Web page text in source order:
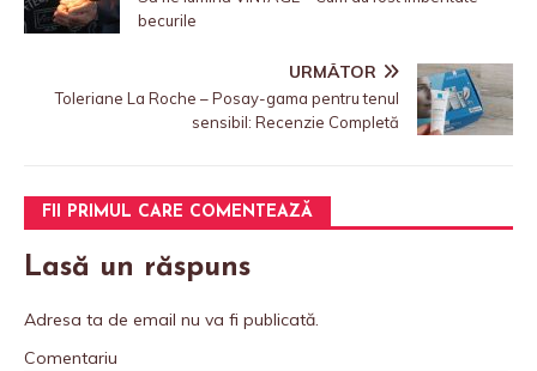
becurile
URMĂTOR
Toleriane La Roche – Posay-gama pentru tenul
sensibil: Recenzie Completă
FII PRIMUL CARE COMENTEAZĂ
Lasă un răspuns
Adresa ta de email nu va fi publicată.
Comentariu